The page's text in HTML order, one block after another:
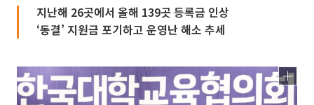
지난해 26곳에서 올해 139곳 등록금 인상
‘동결’ 지원금 포기하고 운영난 해소 추세